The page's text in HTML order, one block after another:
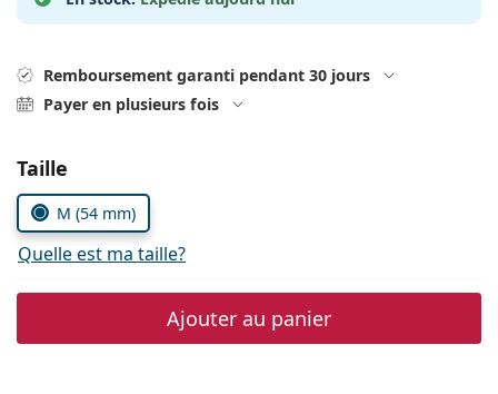
Marc Jacobs
Toutes les marques
Persol
Toutes les marques
Remboursement garanti pendant 30 jours
Payer en plusieurs fois
Choisissez les paramètres
Taille
M (54 mm)
Quelle est ma taille?
Ajouter au panier